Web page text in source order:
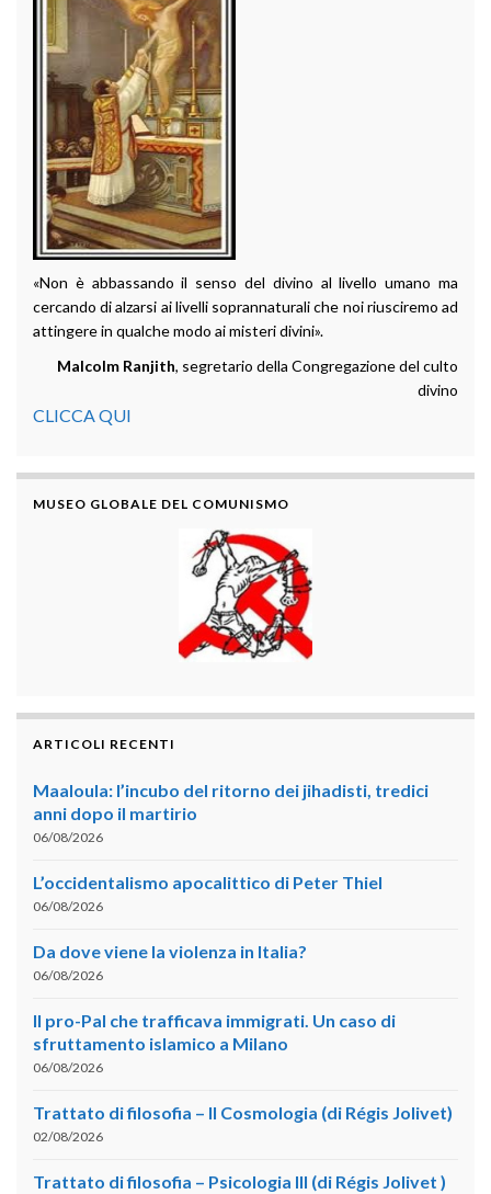
«Non è abbassando il senso del divino al livello umano ma
cercando di alzarsi ai livelli soprannaturali che noi riusciremo ad
attingere in qualche modo ai misteri divini».
Malcolm Ranjith, segretario della Congregazione del culto
divino
CLICCA QUI
MUSEO GLOBALE DEL COMUNISMO
ARTICOLI RECENTI
Maaloula: l’incubo del ritorno dei jihadisti, tredici
anni dopo il martirio
06/08/2026
L’occidentalismo apocalittico di Peter Thiel
06/08/2026
Da dove viene la violenza in Italia?
06/08/2026
Il pro-Pal che trafficava immigrati. Un caso di
sfruttamento islamico a Milano
06/08/2026
Trattato di filosofia – II Cosmologia (di Régis Jolivet)
02/08/2026
Trattato di filosofia – Psicologia III (di Régis Jolivet )